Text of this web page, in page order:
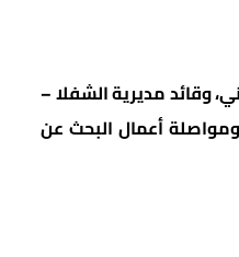
وقائد مديرية الشفلا –
أعمال البحث عن